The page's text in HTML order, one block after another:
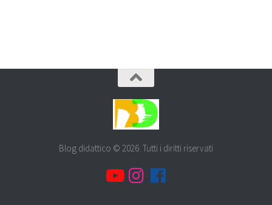
Blog didattico © 2026. Tutti i diritti riservati